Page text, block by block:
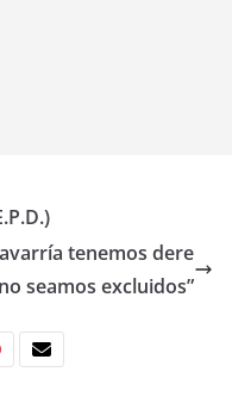
tenemos dere
seamos excluidos”